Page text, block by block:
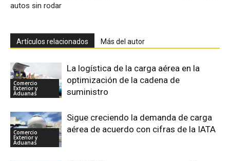
autos sin rodar
Artículos relacionados Más del autor
Comercio
Exterior y
Aduanas
La logística de la carga aérea en la
optimización de la cadena de
suministro
Comercio
Exterior y
Aduanas
Sigue creciendo la demanda de carga
aérea de acuerdo con cifras de la IATA